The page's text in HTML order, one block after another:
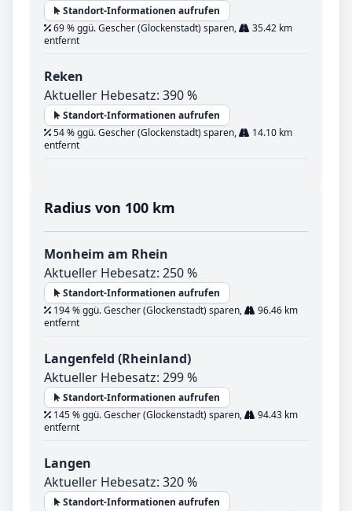
Standort-Informationen aufrufen
69 % ggü. Gescher (Glockenstadt) sparen,
35.42 km
entfernt
Reken
Aktueller Hebesatz: 390 %
Standort-Informationen aufrufen
54 % ggü. Gescher (Glockenstadt) sparen,
14.10 km
entfernt
Radius von 100 km
Monheim am Rhein
Aktueller Hebesatz: 250 %
Standort-Informationen aufrufen
194 % ggü. Gescher (Glockenstadt) sparen,
96.46 km
entfernt
Langenfeld (Rheinland)
Aktueller Hebesatz: 299 %
Standort-Informationen aufrufen
145 % ggü. Gescher (Glockenstadt) sparen,
94.43 km
entfernt
Langen
Aktueller Hebesatz: 320 %
Standort-Informationen aufrufen